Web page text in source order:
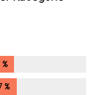
%
%